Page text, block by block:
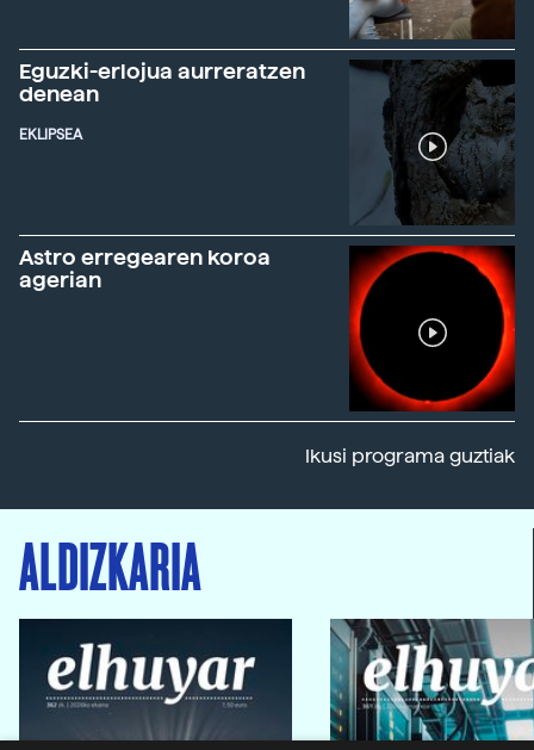
Eguzki-erlojua aurreratzen
denean
EKLIPSEA
Astro erregearen koroa
agerian
Ikusi programa guztiak
ALDIZKARIA